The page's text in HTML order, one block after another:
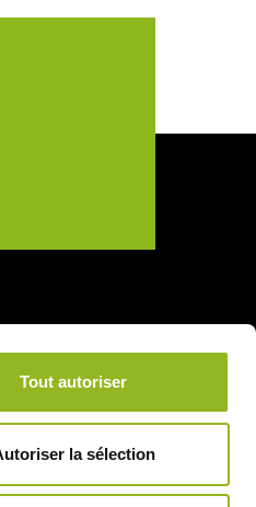
Tout autoriser
la sélection
utili
vendita